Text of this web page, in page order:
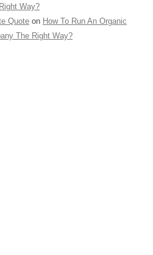
Way?
Quote on How To Run An Organic
The Right Way?